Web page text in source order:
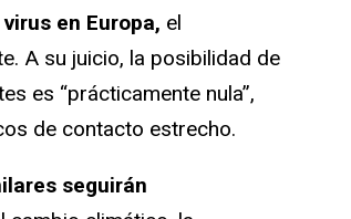
en Europa, el
A su juicio, la posibilidad de
es “prácticamente nula”,
de contacto estrecho.
seguirán